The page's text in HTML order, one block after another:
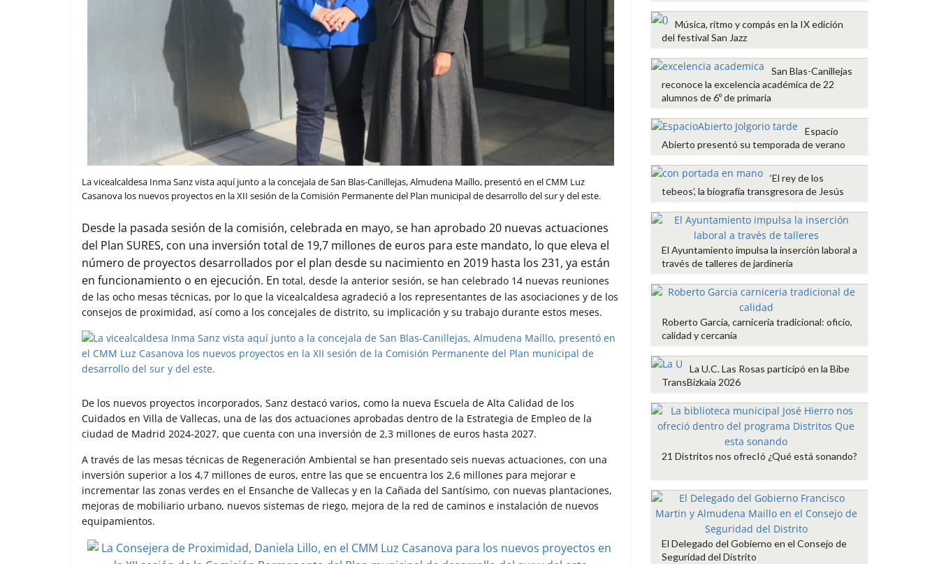
La vicealcaldesa Inma Sanz vista aquí junto a la concejala de San Blas-Canillejas, Almudena Maíllo, presentó en el CMM Luz
Casanova los nuevos proyectos en la XII sesión de la Comisión Permanente del Plan municipal de desarrollo del sur y del este.
Desde la pasada sesión de la comisión, celebrada en mayo, se han aprobado 20 nuevas actuaciones
del Plan SURES, con una inversión total de 19,7 millones de euros para este mandato, lo que eleva el
número de proyectos desarrollados por el plan desde su nacimiento en 2019 hasta los 231, ya están
en funcionamiento o en ejecución. En total, desde la anterior sesión, se han celebrado 14 nuevas reuniones
de las ocho mesas técnicas, por lo que la vicealcaldesa agradeció a los representantes de las asociaciones y de los
consejos de proximidad, así como a los concejales de distrito, su implicación y su trabajo durante estos meses.
De los nuevos proyectos incorporados, Sanz destacó varios, como la nueva Escuela de Alta Calidad de los
Cuidados en Villa de Vallecas, una de las dos actuaciones aprobadas dentro de la Estrategia de Empleo de la
ciudad de Madrid 2024-2027, que cuenta con una inversión de 2,3 millones de euros hasta 2027.
A través de las mesas técnicas de Regeneración Ambiental se han presentado seis nuevas actuaciones, con una
inversión superior a los 4,7 millones de euros, entre las que se encuentra los 2,6 millones para mejorar e
incrementar las zonas verdes en el Ensanche de Vallecas y en la Cañada del Santísimo, con nuevas plantaciones,
mejoras de mobiliario urbano, nuevos sistemas de riego, mejora de la red de caminos e instalación de nuevos
equipamientos.
Música, ritmo y compás en la IX edición
del festival San Jazz
San Blas-Canillejas
reconoce la excelencia académica de 22
alumnos de 6º de primaria
Espacio
Abierto presentó su temporada de verano
‘El rey de los
tebeos’, la biografía transgresora de Jesús
El Ayuntamiento impulsa la inserción laboral a
través de talleres de jardinería
Roberto García, carnicería tradicional: oficio,
calidad y cercanía
La U.C. Las Rosas participó en la Bibe
TransBizkaia 2026
21 Distritos nos ofrecIó ¿Qué está sonando?
El Delegado del Gobierno en el Consejo de
Seguridad del Distrito